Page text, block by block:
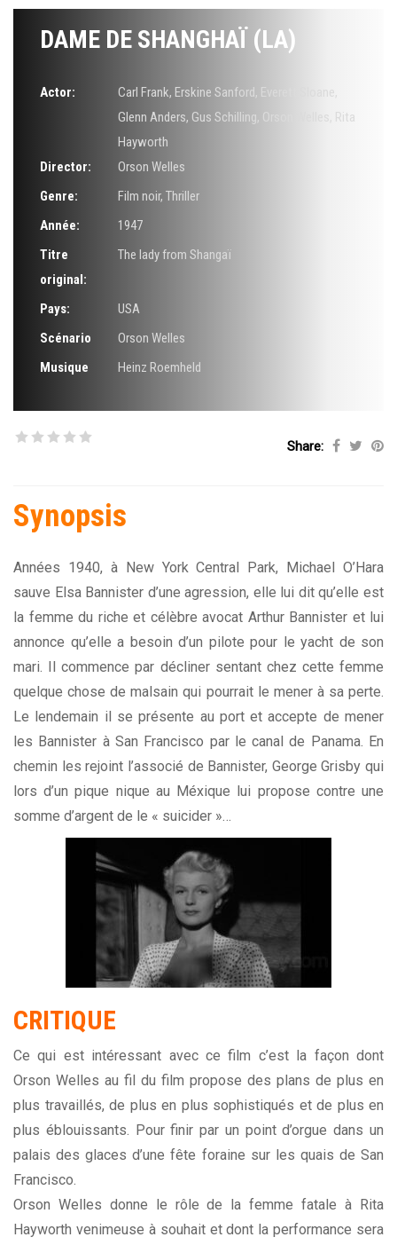
DAME DE SHANGHAÏ (LA)
Actor: Carl Frank, Erskine Sanford, Everett Sloane
Glenn Anders, Gus Schilling, Orson Welles
Rita
Hayworth
Director:
Orson Welles
Genre:
Film noir, Thriller
Année:
1947
Titre
original:
The lady from Shangaï
Pays:
USA
Scénario
Orson Welles
Musique
Heinz Roemheld
Share:
Synopsis
Années 1940, à New York Central Park, Michael O’Hara
sauve Elsa Bannister d’une agression, elle lui dit qu’elle est
la femme du riche et célèbre avocat Arthur Bannister et lui
annonce qu’elle a besoin d’un pilote pour le yacht de son
mari. Il commence par décliner sentant chez cette femme
quelque chose de malsain qui pourrait le mener à sa perte.
Le lendemain il se présente au port et accepte de mener
les Bannister à San Francisco par le canal de Panama. En
chemin les rejoint l’associé de Bannister, George Grisby qui
lors d’un pique nique au Méxique lui propose contre une
somme d’argent de le « suicider »…
CRITIQUE
Ce qui est intéressant avec ce film c’est la façon dont
Orson Welles au fil du film propose des plans de plus en
plus travaillés, de plus en plus sophistiqués et de plus en
plus éblouissants. Pour finir par un point d’orgue dans un
palais des glaces d’une fête foraine sur les quais de San
Francisco.
Orson Welles donne le rôle de la femme fatale à Rita
Hayworth venimeuse à souhait et dont la performance sera